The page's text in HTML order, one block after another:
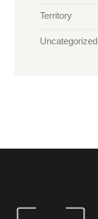
Territory
Uncategorized